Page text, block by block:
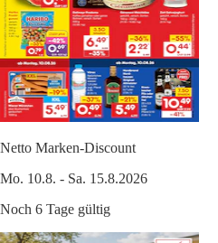
Netto Marken-Discount
Mo. 10.8. - Sa. 15.8.2026
Noch 6 Tage gültig